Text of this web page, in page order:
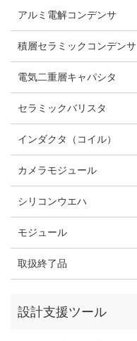
アルミ電解コンデンサ
積層セラミックコンデンサ
電気二重層キャパシタ
セラミックバリスタ
インダクタ（コイル）
カメラモジュール
シリコンウエハ
モジュール
取扱終了品
設計支援ツール